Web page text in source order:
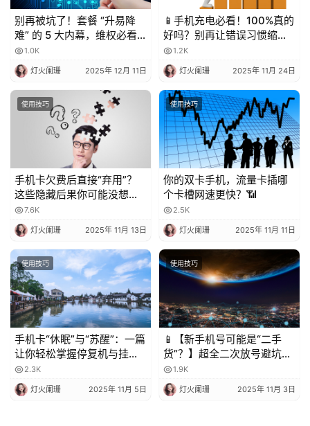
别再被坑了！套餐 “升易降
难” 的 5 大内幕，维权必看
💥1.0K
灯火阑珊 2025年 12月 11日
📱手机充电必看！100%真的
好吗？别再让错误习惯缩短
电池寿命！
1.2K
灯火阑珊 2025年 11月 24日
使用技巧
手机卡欠费后直接“弃用”？
这些隐藏后果你可能没想
到！
7.6K
灯火阑珊 2025年 11月 13日
使用技巧
你的双卡手机，流量卡插哪
个卡槽网速更快？📶
2.5K
灯火阑珊 2025年 11月 11日
使用技巧
手机卡“休眠”与“苏醒”：一篇
让你轻松掌握停复机与挂失
的科普指南
2.3K
灯火阑珊 2025年 11月 5日
使用技巧
📱【新手机号可能是“二手
货”？】超全二次放号避坑指
南，附完美处理攻略！✨
1.9K
灯火阑珊 2025年 11月 3日